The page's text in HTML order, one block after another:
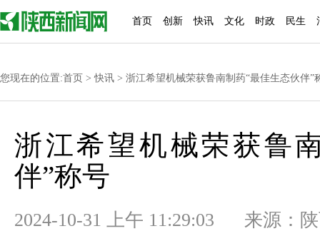
首页 创新 快讯 文化 时政 民生
您现在的位置:首页 >快讯 > 浙江希望机械荣获鲁南制药“最佳生态伙伴”
浙江希望机械荣获鲁
伴”称号
2024-10-31 上午 11:29:03 来源